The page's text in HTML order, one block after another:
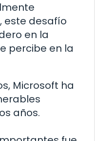
este desafío
en la
percibe en la
Microsoft ha
años.